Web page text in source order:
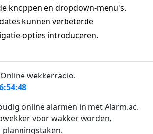
knoppen en dropdown-menu's.
kunnen verbeterde
opties introduceren.
Online wekkerradio.
online alarmen in met Alarm.ac.
voor wakker worden,